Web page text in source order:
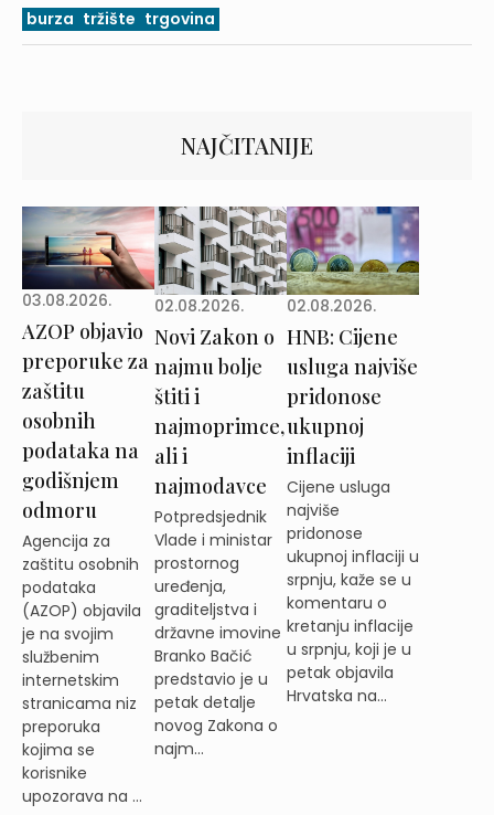
burza tržište trgovina
NAJČITANIJE
03.08.2026.
AZOP objavio
preporuke za
zaštitu
osobnih
podataka na
godišnjem
odmoru
Agencija za
zaštitu osobnih
podataka
(AZOP) objavila
je na svojim
službenim
internetskim
stranicama niz
preporuka
kojima se
korisnike
upozorava na ...
02.08.2026.
Novi Zakon o
najmu bolje
štiti i
najmoprimce,
ali i
najmodavce
Potpredsjednik
Vlade i ministar
prostornog
uređenja,
graditeljstva i
državne imovine
Branko Bačić
predstavio je u
petak detalje
novog Zakona o
najm...
02.08.2026.
HNB: Cijene
usluga najviše
pridonose
ukupnoj
inflaciji
Cijene usluga
najviše
pridonose
ukupnoj inflaciji u
srpnju, kaže se u
komentaru o
kretanju inflacije
u srpnju, koji je u
petak objavila
Hrvatska na...